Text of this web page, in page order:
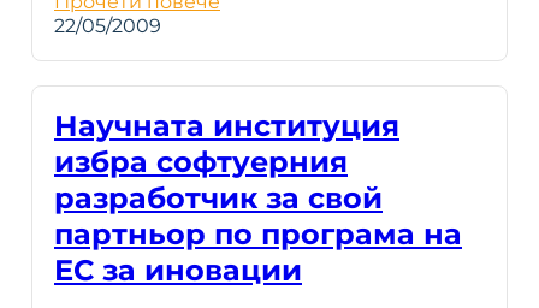
22/05/2009
Научната институция
избра софтуерния
разработчик за свой
партньор по програма на
ЕС за иновации